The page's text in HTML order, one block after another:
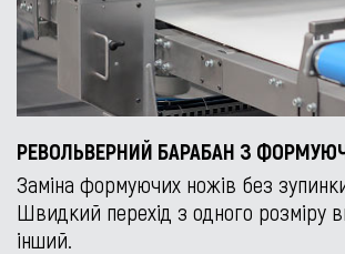
РЕВОЛЬВЕРНИЙ БАРАБАН З
Заміна формуючих ножів без зупинки
Швидкий перехід з одного розміру
інший.